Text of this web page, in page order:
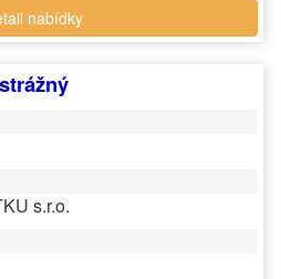
nabídky
s.r.o.